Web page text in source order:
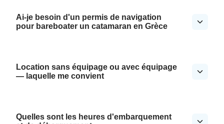
Ai-je besoin d'un permis de navigation
pour bareboater un catamaran en Grèce
Location sans équipage ou avec équipage
— laquelle me convient
Quelles sont les heures d'embarquement